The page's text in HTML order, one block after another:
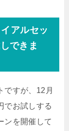
アルセッ
できま
ですが、12月
でお試しする
ンを開催して